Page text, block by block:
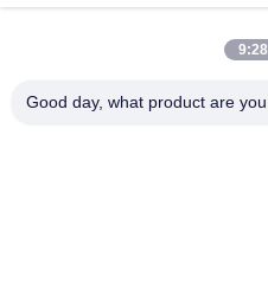
PRY-390D 520D 650D
Good day, what product are